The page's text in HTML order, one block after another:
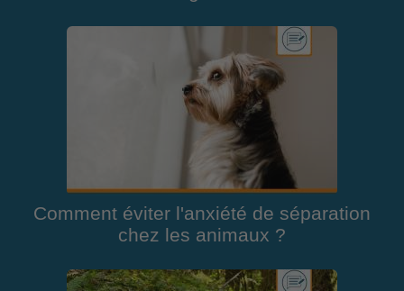
Comment éviter l'anxiété de séparation
chez les animaux ?